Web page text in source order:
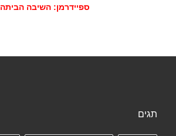
ספיידרמן: השיבה הביתה
תגים